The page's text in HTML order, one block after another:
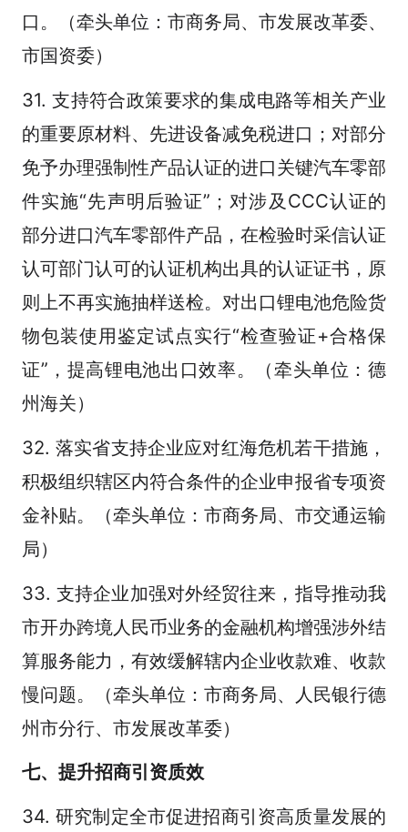
口。（牵头单位：市商务局、市发展改革委、
市国资委）
31. 支持符合政策要求的集成电路等相关产业
的重要原材料、先进设备减免税进口；对部分
免予办理强制性产品认证的进口关键汽车零部
件实施“先声明后验证”；对涉及CCC认证的
部分进口汽车零部件产品，在检验时采信认证
认可部门认可的认证机构出具的认证证书，原
则上不再实施抽样送检。对出口锂电池危险货
物包装使用鉴定试点实行“检查验证+合格保
证”，提高锂电池出口效率。（牵头单位：德
州海关）
32. 落实省支持企业应对红海危机若干措施，
积极组织辖区内符合条件的企业申报省专项资
金补贴。（牵头单位：市商务局、市交通运输
局）
33. 支持企业加强对外经贸往来，指导推动我
市开办跨境人民币业务的金融机构增强涉外结
算服务能力，有效缓解辖内企业收款难、收款
慢问题。（牵头单位：市商务局、人民银行德
州市分行、市发展改革委）
七、提升招商引资质效
34. 研究制定全市促进招商引资高质量发展的